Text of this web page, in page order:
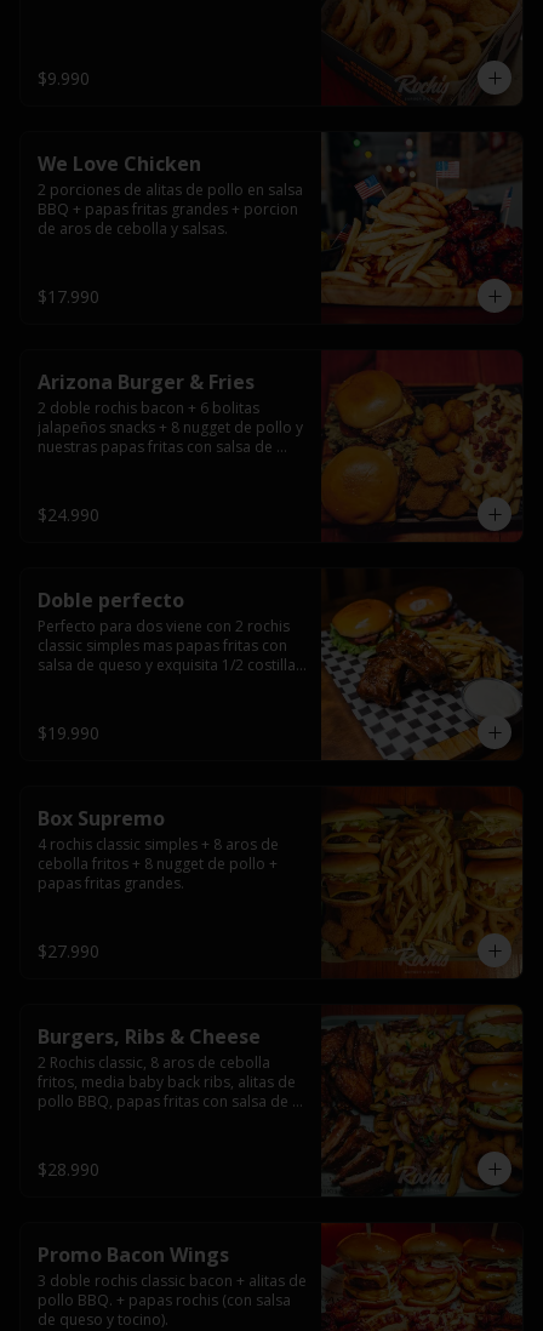
$9.990
We Love Chicken
2 porciones de alitas de pollo en salsa
BBQ + papas fritas grandes + porcion
de aros de cebolla y salsas.
$17.990
Arizona Burger & Fries
2 doble rochis bacon + 6 bolitas
jalapeños snacks + 8 nugget de pollo y
nuestras papas fritas con salsa de
$24.990
Doble perfecto
Perfecto para dos viene con 2 rochis
classic simples mas papas fritas con
salsa de queso y exquisita 1/2 costilla
$19.990
Box Supremo
4 rochis classic simples + 8 aros de
cebolla fritos + 8 nugget de pollo +
papas fritas grandes.
$27.990
Burgers, Ribs & Cheese
2 Rochis classic, 8 aros de cebolla
fritos, media baby back ribs, alitas de
pollo BBQ, papas fritas con salsa de
$28.990
Promo Bacon Wings
3 doble rochis classic bacon + alitas de
pollo BBQ. + papas rochis (con salsa
de queso y tocino).